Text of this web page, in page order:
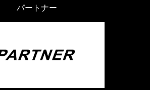
パートナー